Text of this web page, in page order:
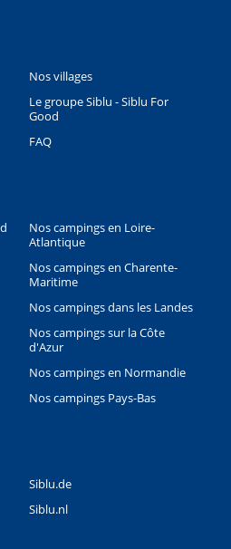
contributors, Points © 2012 LINZ
Nos villages
Le groupe Siblu - Siblu For
Good
FAQ
Nos campings en Loire-
Atlantique
Nos campings en Charente-
Maritime
Nos campings dans les Landes
Nos campings sur la Côte
d'Azur
Nos campings en Normandie
Nos campings Pays-Bas
Siblu.de
Siblu.nl